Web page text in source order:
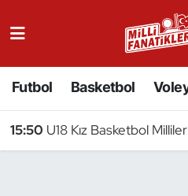
Futbol Basketbol
15:50 U18 Kız Basketbol
Badminton